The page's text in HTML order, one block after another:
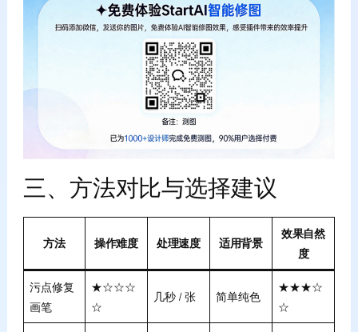
三、方法对比与选择建议
方法 操作难度 处理速度 适用背景
效果自然
度
污点修复
画笔
★☆☆☆
☆
几秒 / 张 简单纯色
★★★☆
☆